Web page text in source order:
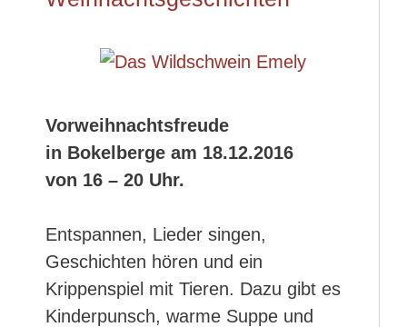
Vorweihnachtsfreude
in Bokelberge am 18.12.2016
von 16 – 20 Uhr.
Entspannen, Lieder singen,
Geschichten hören und ein
Krippenspiel mit Tieren. Dazu gibt es
Kinderpunsch, warme Suppe und